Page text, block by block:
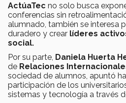
ActúaTec no solo busca
conferencias sin
alumnado, también se interesa
duradero y crear líderes
social.
Por su parte, Daniela Huerta
de Relaciones
sociedad de alumnos, apuntó
participación de los
sistemas y tecnología a través